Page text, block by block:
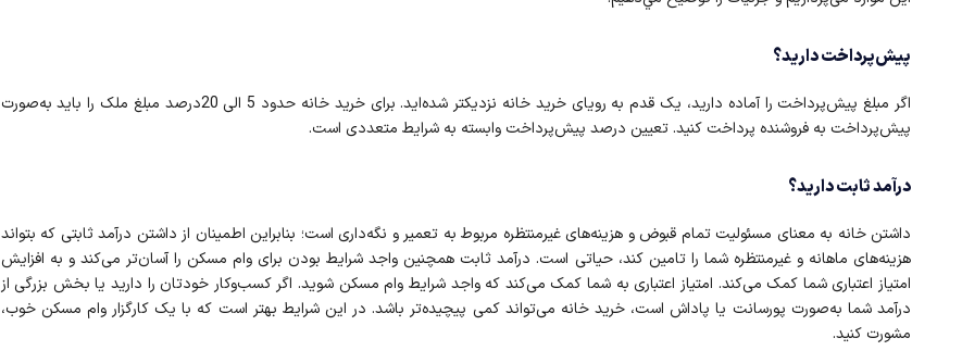
پیش‌پرداخت دارید؟
اگر مبلغ پیش‌پرداخت را آماده دارید، یک قدم به رویای خرید خانه نزدیکتر شده‌اید. برای خرید خانه حدود 5 الی 20درصد مبلغ ملک را باید به‌صورت
پیش‌پرداخت به فروشنده پرداخت کنید. تعیین درصد پیش‌پرداخت وابسته به شرایط متعددی است.
درآمد ثابت دارید؟
داشتن خانه به معنای مسئولیت تمام قبوض و هزینه‌های غیرمنتظره مربوط به تعمیر و نگه‌داری است؛ بنابراین اطمینان از داشتن درآمد ثابتی که بتواند
هزینه‌های ماهانه و غیرمنتظره شما را تامین کند، حیاتی است. درآمد ثابت همچنین واجد شرایط بودن برای وام مسکن را آسان‌تر می‌کند و به افزایش
امتیاز اعتباری شما کمک می‌کند. امتیاز اعتباری به شما کمک می‌کند که واجد شرایط وام مسکن شوید. اگر کسب‌وکار خودتان را دارید یا بخش بزرگی از
درآمد شما به‌صورت پورسانت یا پاداش است، خرید خانه می‌تواند کمی پیچیده‌تر باشد. در این شرایط بهتر است که با یک کارگزار وام مسکن خوب،
مشورت کنید.